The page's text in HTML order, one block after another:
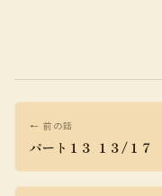
← 前の話
パート１３